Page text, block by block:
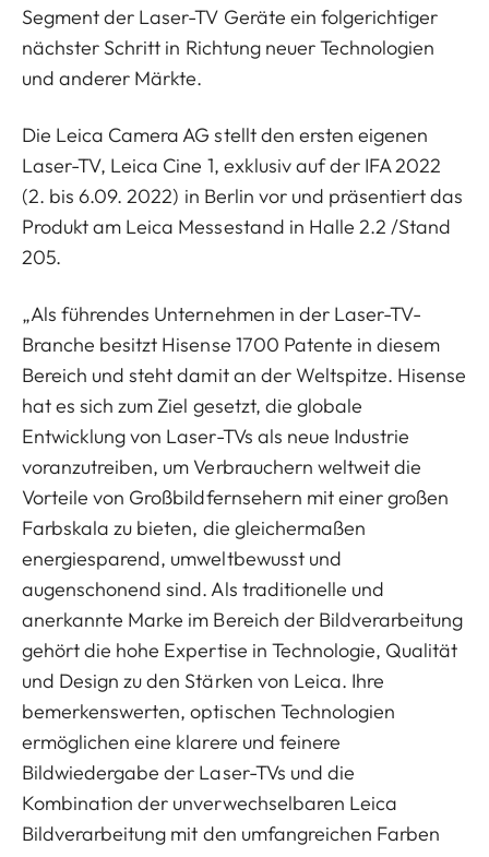
Segment der Laser-TV Geräte ein folgerichtiger
nächster Schritt in Richtung neuer Technologien
und anderer Märkte.
Die Leica Camera AG stellt den ersten eigenen
Laser-TV, Leica Cine 1, exklusiv auf der IFA 2022
(2. bis 6.09. 2022) in Berlin vor und präsentiert das
Produkt am Leica Messestand in Halle 2.2 /Stand
205.
„Als führendes Unternehmen in der Laser-TV-
Branche besitzt Hisense 1700 Patente in diesem
Bereich und steht damit an der Weltspitze. Hisense
hat es sich zum Ziel gesetzt, die globale
Entwicklung von Laser-TVs als neue Industrie
voranzutreiben, um Verbrauchern weltweit die
Vorteile von Großbildfernsehern mit einer großen
Farbskala zu bieten, die gleichermaßen
energiesparend, umweltbewusst und
augenschonend sind. Als traditionelle und
anerkannte Marke im Bereich der Bildverarbeitung
gehört die hohe Expertise in Technologie, Qualität
und Design zu den Stärken von Leica. Ihre
bemerkenswerten, optischen Technologien
ermöglichen eine klarere und feinere
Bildwiedergabe der Laser-TVs und die
Kombination der unverwechselbaren Leica
Bildverarbeitung mit den umfangreichen Farben